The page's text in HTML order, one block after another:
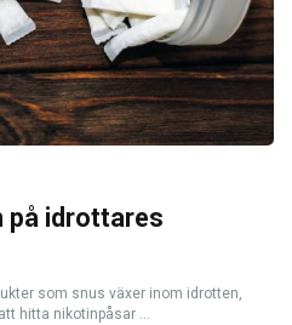
på idrottares
som snus växer inom idrotten,
hitta nikotinpåsar ...